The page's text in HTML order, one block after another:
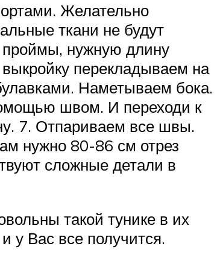
Желательно
ткани не будут
проймы, нужную длину
перекладываем на
Наметываем бока.
швом. И переходи к
7. Отпариваем все швы.
нужно 80-86 см отрез
сложные детали в
такой тунике в их
у Вас все получится.